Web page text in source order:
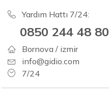
Yardım Hattı 7/24:
0850 244 48 80
Bornova / izmir
info@gidio.com
7/24